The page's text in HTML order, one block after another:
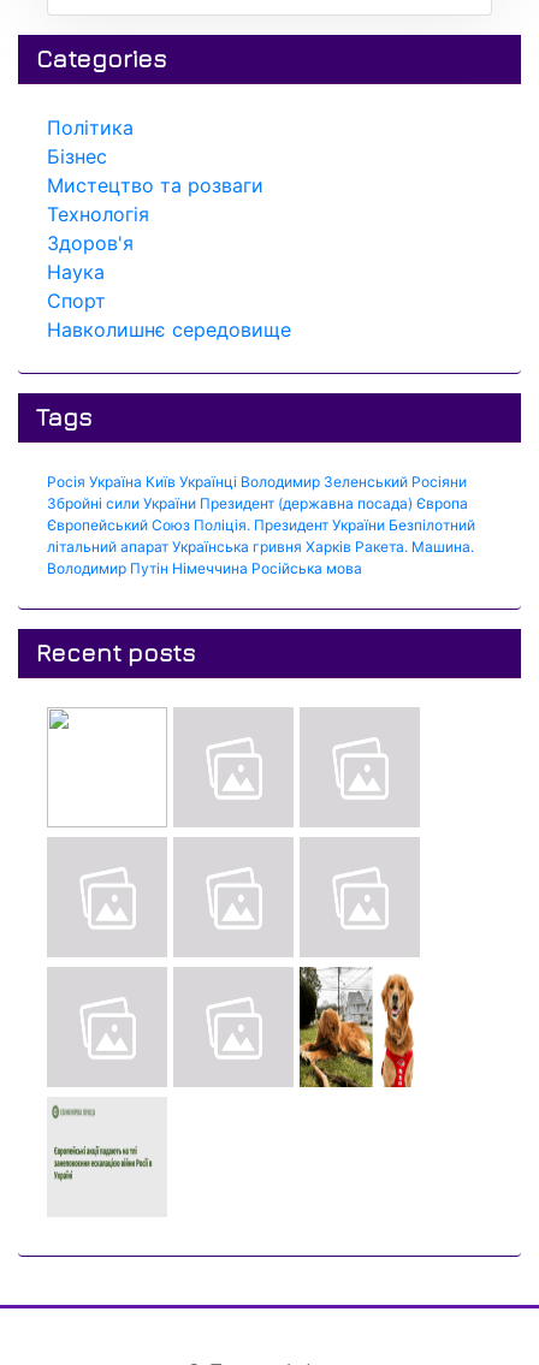
Categories
Політика
Бізнес
Мистецтво та розваги
Технологія
Здоров'я
Наука
Спорт
Навколишнє середовище
Tags
Росія Україна Київ Українці Володимир Зеленський Росіяни
Збройні сили України Президент (державна посада) Європа
Європейський Союз Поліція. Президент України Безпілотний
літальний апарат Українська гривня Харків Ракета. Машина.
Володимир Путін Німеччина Російська мова
Recent posts